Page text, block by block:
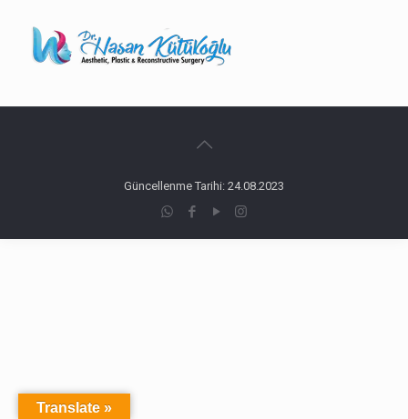
Güncellenme Tarihi: 24.08.2023
Translate »